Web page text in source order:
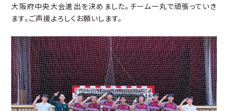
大阪府中央大会進出を決めました。チーム一丸で頑張っていき
ます。ご声援よろしくお願いします。